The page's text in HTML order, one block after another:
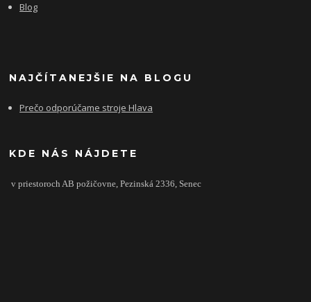
Blog
NAJČÍTANEJŠIE NA BLOGU
Prečo odporúčame stroje Hlava
KDE NÁS NÁJDETE
v priestoroch AB požičovne,Pezinská 2336, Senec